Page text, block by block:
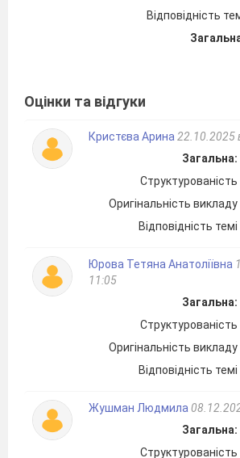
Відповідність
Оцінки та відгуки
Кристєва Арина 22.10.2025
Загальна:
Структурованість
Оригінальність викладу
Відповідність темі
Юрова Тетяна Анатоліївна
11:05
Загальна:
Структурованість
Оригінальність викладу
Відповідність темі
Жушман Людмила
Загальна:
Структурованість